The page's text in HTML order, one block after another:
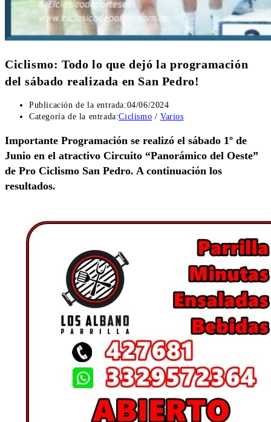
Ciclismo: Todo lo que dejó la programación
del sábado realizada en San Pedro!
Publicación de la entrada:04/06/2024
Categoría de la entrada:Ciclismo / Varios
Importante Programación se realizó el sábado 1º de
Junio en el atractivo Circuito “Panorámico del Oeste”
de Pro Ciclismo San Pedro. A continuación los
resultados.